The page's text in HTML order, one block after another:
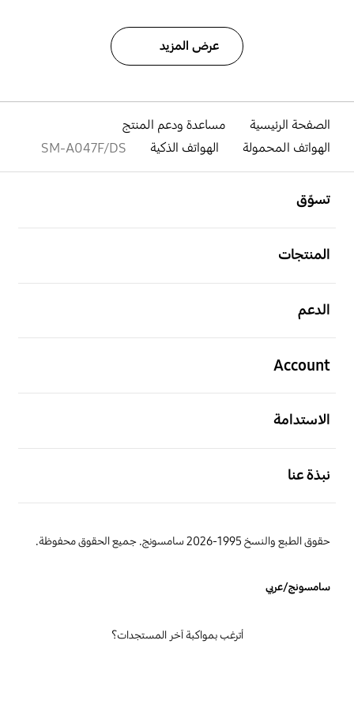
عرض المزيد
الصفحة الرئيسية
مساعدة ودعم المنتج
الهواتف المحمولة
الهواتف الذكية SM-A047F/DS
تسوّق
المنتجات
الدعم
Account
الاستدامة
نبذة عنا
حقوق الطبع والنسخ 1995-2026 سامسونج. جميع الحقوق محفوظة.
سامسونج/عربي
أترغب بمواكبة آخر المستجدات؟